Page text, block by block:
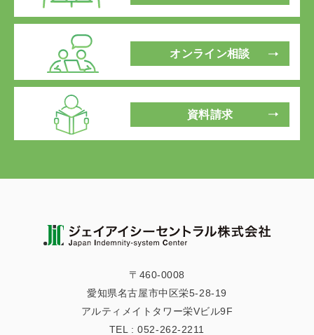
オンライン相談
資料請求
〒460-0008
愛知県名古屋市中区栄5-28-19
アルティメイトタワー栄Vビル9F
TEL :052-262-2211